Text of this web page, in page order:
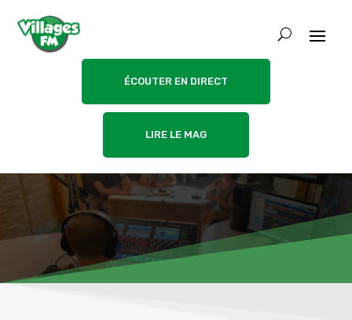
ÉCOUTER EN DIRECT
LIRE LE MAG